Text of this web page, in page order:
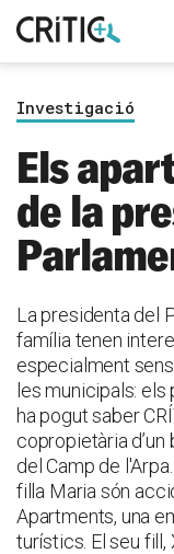
Inicia sessió
Investigació
Els
de la
La presidenta del
família tenen
especialment
les municipals:
ha pogut saber
copropietària
del Camp de
filla Maria són
Apartments, una
turístics. El seu fill,